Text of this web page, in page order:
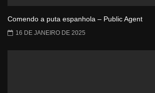
Comendo a puta espanhola – Public Agent
16 DE JANEIRO DE 2025